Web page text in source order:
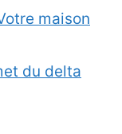
maison
du delta